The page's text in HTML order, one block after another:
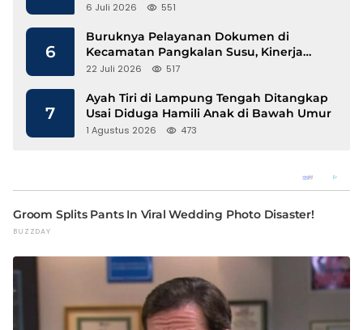
Advokat Profesional di Era Digital
6 Juli 2026 551
6
Buruknya Pelayanan Dokumen di
Kecamatan Pangkalan Susu, Kinerja
Disdukcapil Langkat Disorot
22 Juli 2026 517
7
Ayah Tiri di Lampung Tengah Ditangkap
Usai Diduga Hamili Anak di Bawah Umur
1 Agustus 2026 473